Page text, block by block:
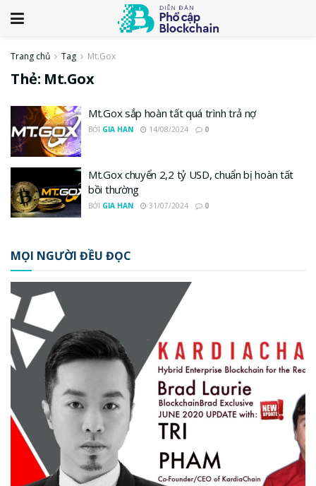
Trang chủ Tag Mt.Gox
Thẻ: Mt.Gox
Mt.Gox sắp hoàn tất quá trình trả nợ
BỞI GIA HAN 14/08/2024 0
Mt.Gox chuyển 2,2 tỷ USD, chuẩn bị hoàn tất
bồi thường
BỞI GIA HAN 31/07/2024 0
MỌI NGƯỜI ĐỀU ĐỌC